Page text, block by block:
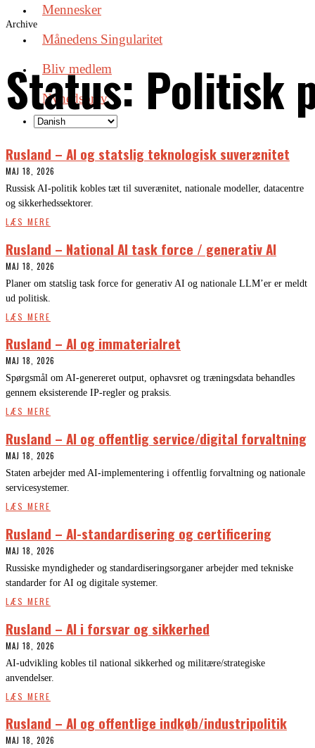
Mennesker
Månedens Singularitet
Bliv medlem
Nyhedsbrev
Archive
Status: Politisk
Rusland – AI og statslig teknologisk suverænitet
MAJ 18, 2026
Russisk AI-politik kobles tæt til suverænitet, nationale modeller, datacentre
og sikkerhedssektorer.
LÆS MERE
Rusland – National AI task force / generativ AI
MAJ 18, 2026
Planer om statslig task force for generativ AI og nationale LLM’er er meldt
ud politisk.
LÆS MERE
Rusland – AI og immaterialret
MAJ 18, 2026
Spørgsmål om AI-genereret output, ophavsret og træningsdata behandles
gennem eksisterende IP-regler og praksis.
LÆS MERE
Rusland – AI og offentlig service/digital forvaltning
MAJ 18, 2026
Staten arbejder med AI-implementering i offentlig forvaltning og nationale
servicesystemer.
LÆS MERE
Rusland – AI-standardisering og certificering
MAJ 18, 2026
Russiske myndigheder og standardiseringsorganer arbejder med tekniske
standarder for AI og digitale systemer.
LÆS MERE
Rusland – AI i forsvar og sikkerhed
MAJ 18, 2026
AI-udvikling kobles til national sikkerhed og militære/strategiske
anvendelser.
LÆS MERE
Rusland – AI og offentlige indkøb/industripolitik
MAJ 18, 2026